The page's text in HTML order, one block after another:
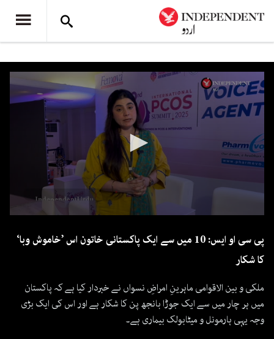
پی سی او ایس: 10 میں سے ایک پاکستانی خاتون اس ’خاموش وبا‘
کا شکار
ملکی و بین الاقوامی ماہرینِ امراضِ نسواں نے خبردار کیا ہے کہ پاکستان
میں ہر چار میں سے ایک جوڑا بانجھ پن کا شکار ہے اور اس کی ایک بڑی
وجہ یہی ہارمونل و میٹابولک بیماری ہے۔